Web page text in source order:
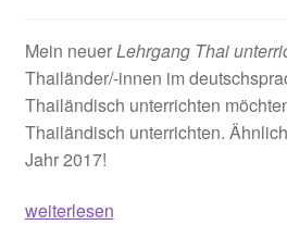
Mein neuerLehrgang Thai
Thailänder/-innen im
Thailändisch unterrichten
Thailändisch unterrichten.
Jahr 2017!
Neuer
weiterlesen